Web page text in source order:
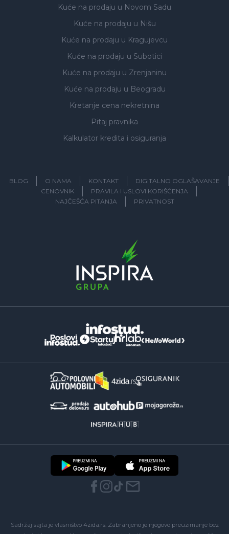
Kuće na prodaju u Novom Sadu
Kuće na prodaju u Nišu
Kuće na prodaju u Kragujevcu
Kuće na prodaju u Subotici
Kuće na prodaju u Zrenjaninu
Kuće na prodaju u Beogradu
Kretanje cena nekretnina
Pitaj pravnika
Kalkulator kredita i osiguranja
BLOG O NAMA KONTAKT
DIGITALNO OGLAŠAVANJE
CENOVNIK
PRAVILA I USLOVI KORIŠĆENJA
NAJČEŠĆA PITANJA
PRIVATNOST
Sadržaj sajta je vlasništvo 4zida.rs. Zabranjeno je njegovo preuzimanje bez